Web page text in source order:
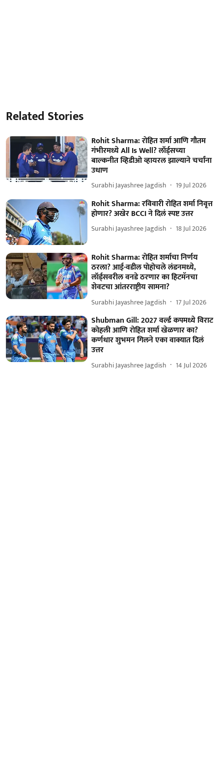
Related Stories
Rohit Sharma: रोहित शर्मा आणि गौतम
गंभीरमध्ये All Is Well? लॉर्ड्सच्या
बाल्कनीत व्हिडीओ व्हायरल झाल्याने चर्चांना
उधाण
Surabhi Jayashree Jagdish 19 Jul 2026
Rohit Sharma: रविवारी रोहित शर्मा निवृत्त
होणार? अखेर BCCI ने दिलं स्पष्ट उत्तर
Surabhi Jayashree Jagdish 18 Jul 2026
Rohit Sharma: रोहित शर्माचा निर्णय
ठरला? आई-वडील पोहोचले लंडनमध्ये,
लॉर्ड्सवरील वनडे ठरणार का हिटमॅनचा
शेवटचा आंतरराष्ट्रीय सामना?
Surabhi Jayashree Jagdish 17 Jul 2026
Shubman Gill: 2027 वर्ल्ड कपमध्ये विराट
कोहली आणि रोहित शर्मा खेळणार का?
कर्णधार शुभमन गिलने एका वाक्यात दिलं
उत्तर
Surabhi Jayashree Jagdish 14 Jul 2026